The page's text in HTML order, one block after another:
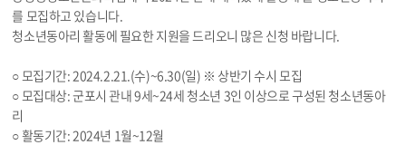
를 모집하고 있습니다.
청소년동아리 활동에 필요한 지원을 드리오니 많은 신청 바랍니다.
○ 모집기간: 2024.2.21.(수)~6.30(일) ※ 상반기 수시 모집
○ 모집대상: 군포시 관내 9세~24세 청소년 3인 이상으로 구성된 청소년동아
리
○ 활동기간: 2024년 1월~12월